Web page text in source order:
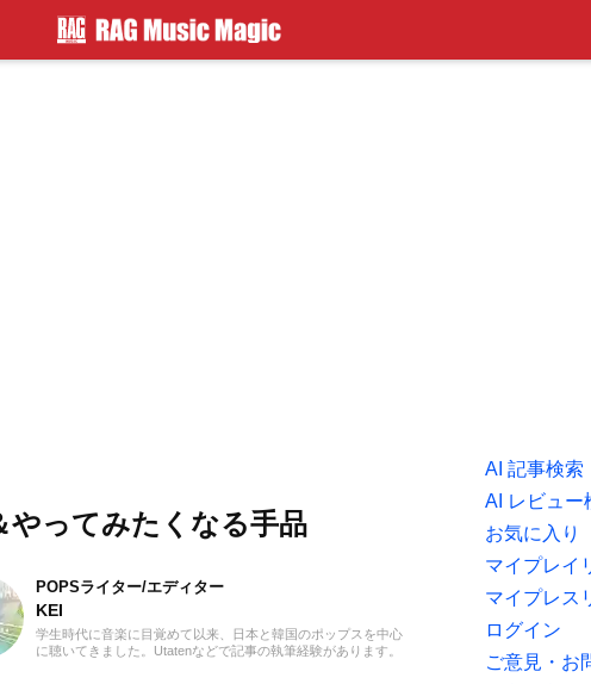
やってみたくなる手品
POPSライター/エディター
KEI
学生時代に音楽に目覚めて以来、日本と韓国のポップスを中心
に聴いてきました。Utatenなどで記事の執筆経験があります。
AI 記事検索
AI レビュー
お気に入り
マイプレイ
マイプレス
ログイン
ご意見・お